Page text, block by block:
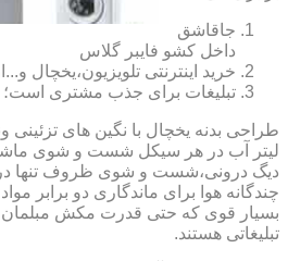
جاقاشق
داخل کشو فایبر گلاس
خرید اینترنتی تلویزیون،یخچال
تبلیغات برای جذب مشتری است؛
طراحی بدنه یخچال با نگین های
لیتر آب در هر سیکل شست و شوی ماشین
چندگانه هوا برای ماندگاری دو برابر
بسیار قوی که حتی قدرت مکش مبلمان
تبلیغاتی هستند.